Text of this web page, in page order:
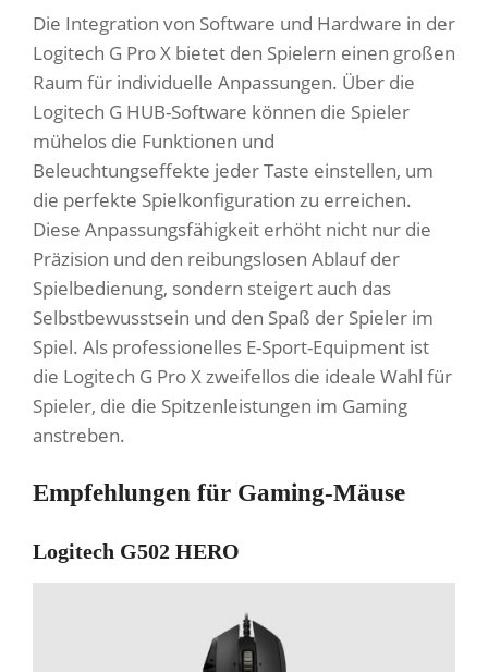
Die Integration von Software und Hardware in der
Logitech G Pro X bietet den Spielern einen großen
Raum für individuelle Anpassungen. Über die
Logitech G HUB-Software können die Spieler
mühelos die Funktionen und
Beleuchtungseffekte jeder Taste einstellen, um
die perfekte Spielkonfiguration zu erreichen.
Diese Anpassungsfähigkeit erhöht nicht nur die
Präzision und den reibungslosen Ablauf der
Spielbedienung, sondern steigert auch das
Selbstbewusstsein und den Spaß der Spieler im
Spiel. Als professionelles E-Sport-Equipment ist
die Logitech G Pro X zweifellos die ideale Wahl für
Spieler, die die Spitzenleistungen im Gaming
anstreben.
Empfehlungen für Gaming-Mäuse
Logitech G502 HERO